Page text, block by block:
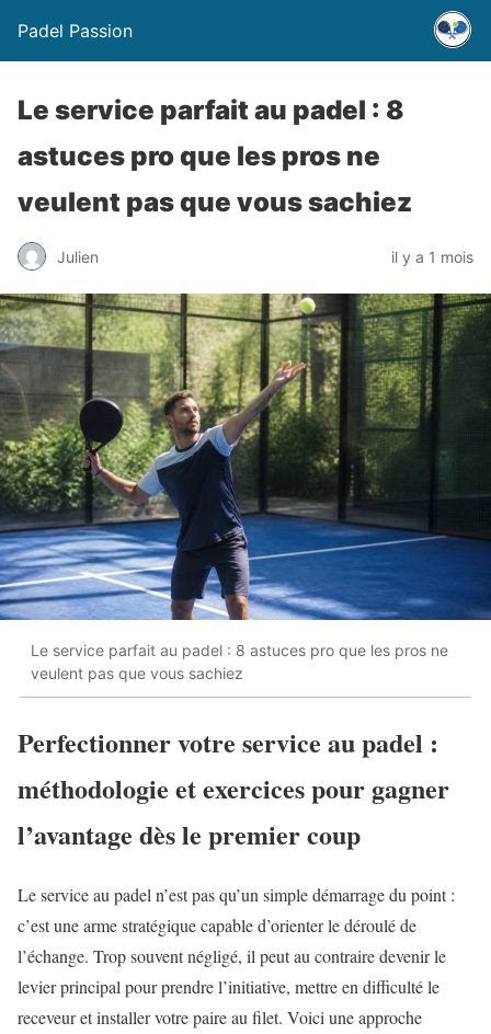
Padel Passion
Le service parfait au padel : 8
astuces pro que les pros ne
veulent pas que vous sachiez
Julien il y a 1 mois
Le service parfait au padel : 8 astuces pro que les pros ne
veulent pas que vous sachiez
Perfectionner votre service au padel :
méthodologie et exercices pour gagner
l’avantage dès le premier coup
Le service au padel n’est pas qu’un simple démarrage du point :
c’est une arme stratégique capable d’orienter le déroulé de
l’échange. Trop souvent négligé, il peut au contraire devenir le
levier principal pour prendre l’initiative, mettre en difficulté le
receveur et installer votre paire au filet. Voici une approche